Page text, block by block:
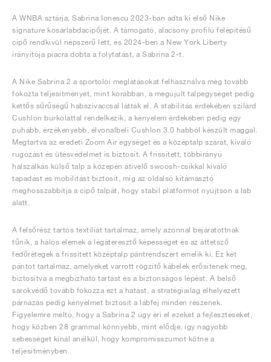
A WNBA sztárja, Sabrina Ionescu 2023-ban adta ki első Nike
signature kosárlabdacipőjét. A támogató, alacsony profilú felépítésű
cipő rendkívül népszerű lett, és 2024-ben a New York Liberty
irányítója piacra dobta a folytatást, a Sabrina 2-t.
A Nike Sabrina 2 a sportolói meglátásokat felhasználva még tovább
fokozta teljesítményét, mint korábban, a megújult talpegységet pedig
kettős sűrűségű habszivaccsal látták el. A stabilitás érdekében szilárd
Cushlon burkolattal rendelkezik, a kényelem érdekében pedig egy
puhább, érzékenyebb, élvonalbeli Cushlon 3.0 habból készült maggal.
Megtartva az eredeti Zoom Air egységet és a középtalp szárát, kiváló
rugózást és ütésvédelmet is biztosít. A frissített, többirányú
halszálkás külső talp a közepén átívelő swoosh-csíkkal kiváló
tapadást és mobilitást biztosít, míg az oldalsó kitámasztó
meghosszabbítja a cipő talpát, hogy stabil platformot nyújtson a láb
alatt.
A felsőrész tartós textíliát tartalmaz, amely azonnal bejáratottnak
tűnik, a hálós elemek a légáteresztő képességet és az áttetsző
fedőrétegek a frissített középtalp pántrendszert emelik ki. Ez két
pántot tartalmaz, amelyeket varrott rögzítő kábelek erősítenek meg,
biztosítva a megbízható tartást és a biztonságos lépést. A belső
sarokvédő tovább fokozza ezt a hatást, a stratégiailag elhelyezett
párnázás pedig kényelmet biztosít a lábfej minden részének.
Figyelemre méltó, hogy a Sabrina 2 úgy éri el ezeket a fejlesztéseket,
hogy közben 28 grammal könnyebb, mint elődje, így nagyobb
sebességet kínál anélkül, hogy kompromisszumot kötne a
teljesítményben.